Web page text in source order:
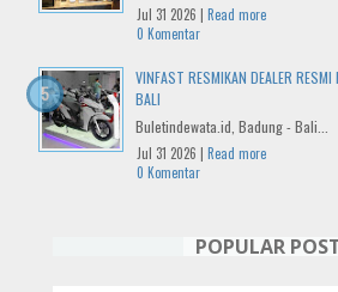
Jul 31 2026 | Read more
0 Komentar
VINFAST RESMIKAN DEALER
BALI
Buletindewata.id, Badung - Bali...
Jul 31 2026 | Read more
0 Komentar
POPULAR